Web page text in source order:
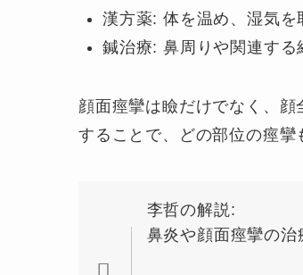
漢方薬: 体を温め、湿気を
鍼治療: 鼻周りや関連する
顔面痙攣は瞼だけでなく、
することで、どの部位の痙攣
李哲の解説:
鼻炎や顔面痙攣の治